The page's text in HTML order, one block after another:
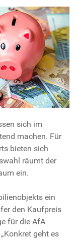
sich im
machen. Für
bieten sich
räumt der
ein.
ein
den Kaufpreis
für die AfA
geht es